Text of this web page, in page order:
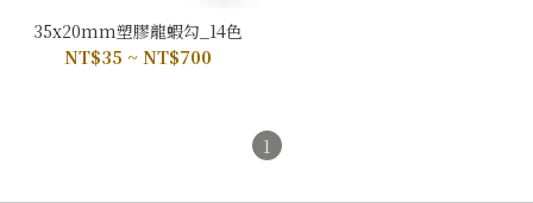
35x20mm塑膠龍蝦勾_14色
NT$35 ~ NT$700
1